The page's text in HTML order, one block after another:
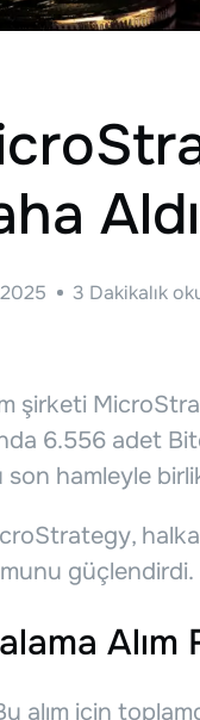
3 Dakikalık
şirketi
6.556 adet
son hamleyle
güçlendirdi.
Alım
alım için